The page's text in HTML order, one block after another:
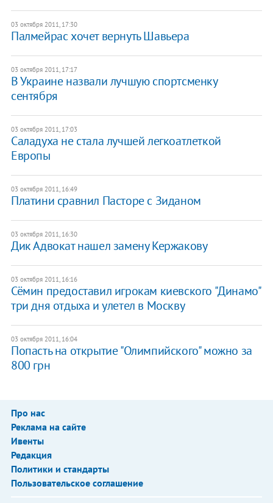
03 октября 2011, 17:30
Палмейрас хочет вернуть Шавьера
03 октября 2011, 17:17
В Украине назвали лучшую спортсменку
сентября
03 октября 2011, 17:03
Саладуха не стала лучшей легкоатлеткой
Европы
03 октября 2011, 16:49
Платини сравнил Пасторе с Зиданом
03 октября 2011, 16:30
Дик Адвокат нашел замену Кержакову
03 октября 2011, 16:16
Сёмин предоставил игрокам киевского "Динамо"
три дня отдыха и улетел в Москву
03 октября 2011, 16:04
Попасть на открытие "Олимпийского" можно за
800 грн
Про нас
Реклама на сайте
Ивенты
Редакция
Политики и стандарты
Пользовательское соглашение